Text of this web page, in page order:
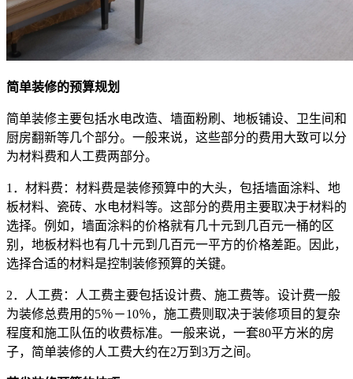
简单装修的预算规划
简单装修主要包括水电改造、墙面粉刷、地板铺设、卫生间和
厨房翻新等几个部分。一般来说，这些部分的费用大致可以分
为材料费和人工费两部分。
1．材料费：材料费是装修预算中的大头，包括墙面涂料、地
板材料、瓷砖、水电材料等。这部分的费用主要取决于材料的
选择。例如，墙面涂料的价格就有几十元到几百元一桶的区
别，地板材料也有几十元到几百元一平方的价格差距。因此，
选择合适的材料是控制装修预算的关键。
2．人工费：人工费主要包括设计费、施工费等。设计费一般
为装修总费用的5％－10％，施工费则取决于装修项目的复杂
程度和施工队伍的收费标准。一般来说，一套80平方米的房
子，简单装修的人工费大约在2万到3万之间。